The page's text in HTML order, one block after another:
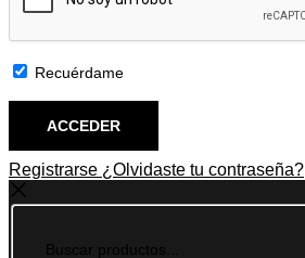
Recuérdame
Registrarse ¿Olvidaste tu contraseña?
Buscar productos...